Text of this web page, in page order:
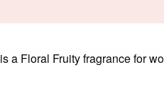
is a Floral Fruity fragrance for